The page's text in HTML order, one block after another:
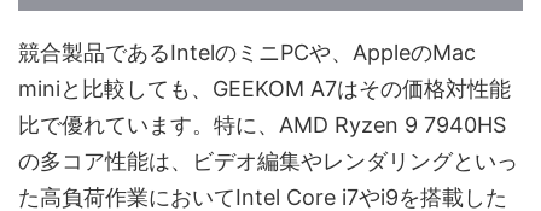
競合製品であるIntelのミニPCや、AppleのMac
miniと比較しても、GEEKOM A7はその価格対性能
比で優れています。特に、AMD Ryzen 9 7940HS
の多コア性能は、ビデオ編集やレンダリングといっ
た高負荷作業においてIntel Core i7やi9を搭載した